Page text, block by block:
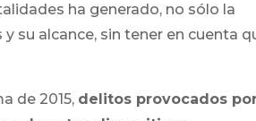
ha generado, no sólo la
su alcance, sin tener en cuenta
de 2015, delitos provocados por